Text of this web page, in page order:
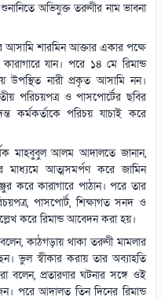
অভিযুক্ত তরুণীর নাম ভাবনা
আসামি শারমিন আক্তার একার পক্ষে
যান। পরে ১৪ মে রিমান্ড
উপস্থিত নারী প্রকৃত আসামি নন।
পরিচয়পত্র ও পাসপোর্টের ছবির
কর্মকর্তাকে পরিচয় যাচাই করে
মাহবুবুল আলম আদালতে জানান,
মাধ্যমে আত্মসমর্পণ করে জামিন
করে কারাগারে পাঠান। পরে তার
পাসপোর্ট, শিক্ষাগত সনদ ও
করে রিমান্ড আবেদন করা হয়।
কাঠগড়ায় থাকা তরুণী মামলার
ভুল স্বীকার করায় তার অব্যাহতি
বলেন, প্রতারণার ঘটনার সঙ্গে ওই
পরে আদালত তিন দিনের রিমান্ড